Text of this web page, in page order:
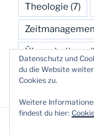
Theologie (7)
Überarbeitung
Datenschutz und
du die Website
Cookies zu.
Weitere
findest du hier: